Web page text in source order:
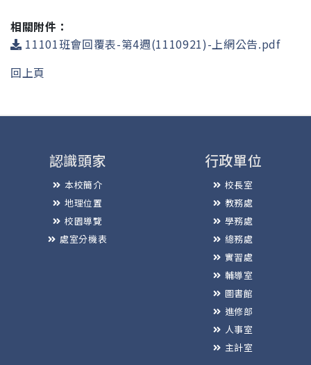
相關附件：
11101班會回覆表-第4週(1110921)-上網公告.pdf
回上頁
認識頭家
本校簡介
地理位置
校園導覽
處室分機表
行政單位
校長室
教務處
學務處
總務處
實習處
輔導室
圖書館
進修部
人事室
主計室